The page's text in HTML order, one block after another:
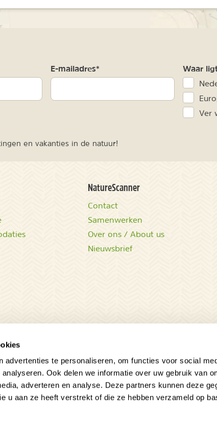
advertenties te personaliseren, om functies voor social
Ook delen we informatie over uw gebruik van
adverteren en analyse. Deze partners kunnen deze
u aan ze heeft verstrekt of die ze hebben verzameld op
E-mailadres* Waar
Ver
en vakanties in de natuur!
NatureScanner
Contact
Samenwerken
Over ons / About us
Nieuwsbrief